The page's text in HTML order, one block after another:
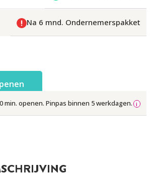
Na 6 mnd. Ondernemerspakket
min. openen. Pinpas binnen 5 werkdagen.